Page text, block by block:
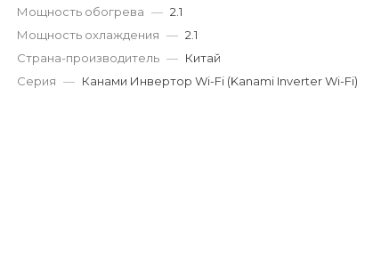
Мощность обогрева — 2.1
Мощность охлаждения — 2.1
Страна-производитель — Китай
Серия — Канами Инвертор Wi-Fi (Kanami Inverter Wi-Fi)